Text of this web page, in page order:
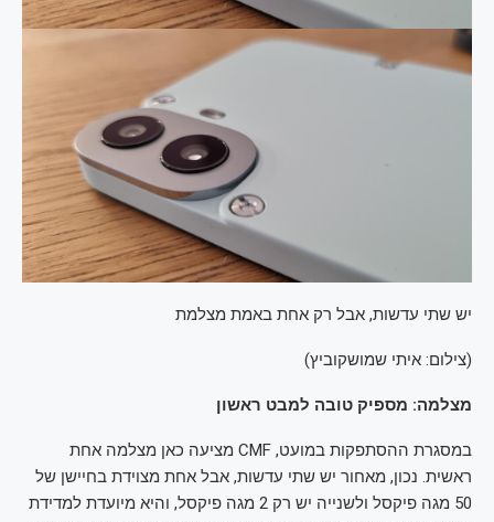
יש שתי עדשות, אבל רק אחת באמת מצלמת
(צילום: איתי שמושקוביץ)
מצלמה: מספיק טובה למבט ראשון
במסגרת ההסתפקות במועט, CMF מציעה כאן מצלמה אחת
ראשית. נכון, מאחור יש שתי עדשות, אבל אחת מצוידת בחיישן של
50 מגה פיקסל ולשנייה יש רק 2 מגה פיקסל, והיא מיועדת למדידת